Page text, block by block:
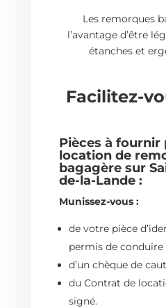
Les remorques
l’avantage d’être
étanches et
Facilitez-
Pièces à fournir
location de
bagagère sur
de-la-Lande :
Munissez-vous :
de votre pièce
permis de conduire
d’un chèque de
du Contrat de
signé.